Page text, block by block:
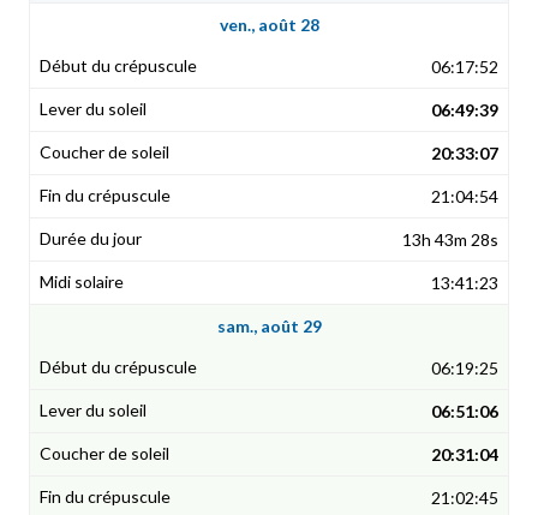
ven., août 28
06:17:52
06:49:39
20:33:07
21:04:54
13h 43m 28s
13:41:23
sam., août 29
06:19:25
06:51:06
20:31:04
21:02:45